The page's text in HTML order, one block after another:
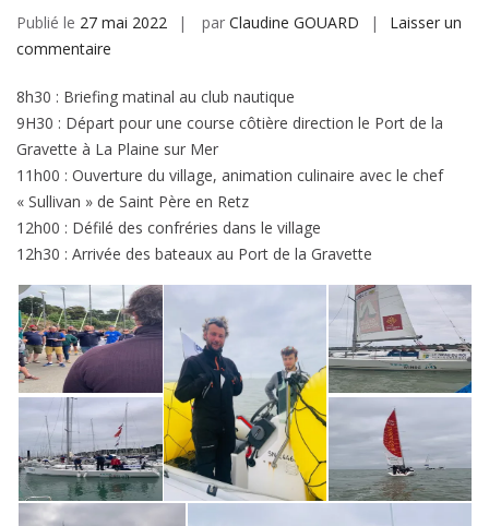
Publié le 27 mai 2022 par Claudine GOUARD
Laisser un
commentaire
5]
Reprise
des
animation
et
départ
pour
une
course
côtière
8h30 : Briefing matinal au club nautique
9H30 : Départ pour une course côtière direction le Port de la
Gravette à La Plaine sur Mer
11h00 : Ouverture du village, animation culinaire avec le chef
« Sullivan » de Saint Père en Retz
12h00 : Défilé des confréries dans le village
12h30 : Arrivée des bateaux au Port de la Gravette